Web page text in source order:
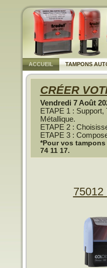
ACCUEIL TAMPONS
CRÉER
Vendredi 7 Août
ETAPE 1 : Support,
Métallique.
ETAPE 2 :
ETAPE 3 :
*Pour vos
74 11 17.
75012